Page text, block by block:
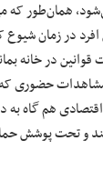
همان‌طور
در زمان شیوع
قوانین در خانه
مشاهدات حضوری
هم گاه